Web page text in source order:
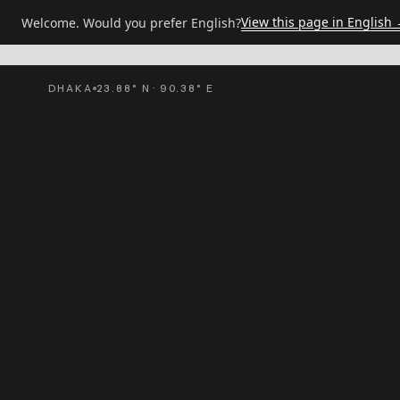
Market FitGroup
ACCUEIL NOTRE RÉSEAU BANGLADESH
DHAKA 23.88° N · 90.38° E
Welcome. Would you prefer English?View this page in English